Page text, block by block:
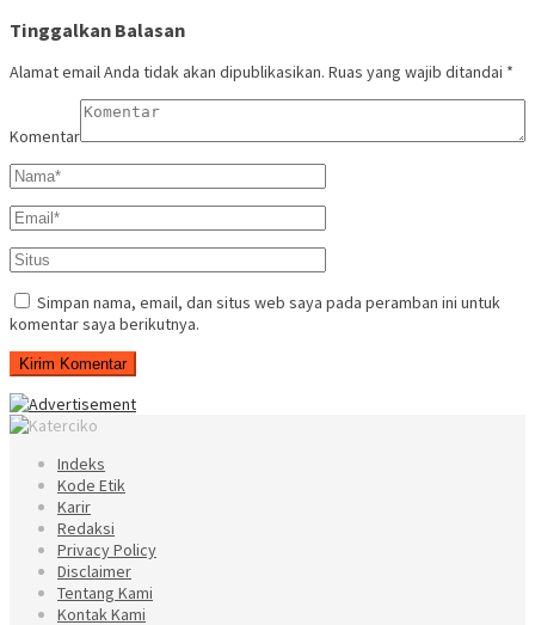
Tinggalkan Balasan
Alamat email Anda tidak akan dipublikasikan. Ruas yang wajib ditandai *
Komentar
Simpan nama, email, dan situs web saya pada peramban ini untuk
komentar saya berikutnya.
Indeks
Kode Etik
Karir
Redaksi
Privacy Policy
Disclaimer
Tentang Kami
Kontak Kami